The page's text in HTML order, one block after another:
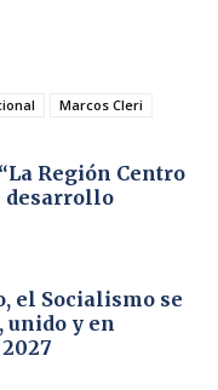
Marcos Cleri
Región Centro
desarrollo
el Socialismo se
unido y en